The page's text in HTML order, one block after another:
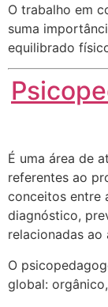
O trabalho em
suma
equilibrado
É uma área de
referentes ao
conceitos entre
diagnóstico,
relacionadas ao
O
global: